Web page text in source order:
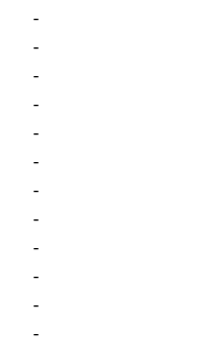
-
-
-
-
-
-
-
-
-
-
-
-